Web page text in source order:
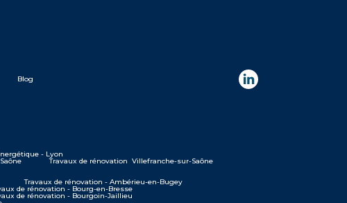
Blog
- Lyon
Travaux de rénovation Villefranche-sur-Saône
Travaux de rénovation - Ambérieu-en-Bugey
de rénovation - Bourg-en-Bresse
de rénovation - Bourgoin-Jaillieu